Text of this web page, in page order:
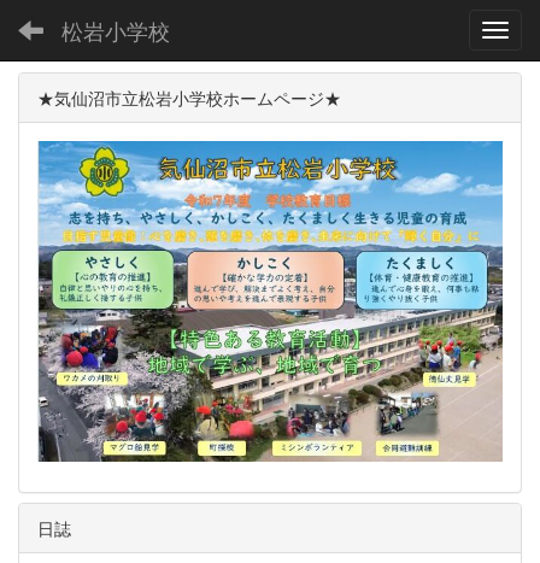
松岩小学校
★気仙沼市立松岩小学校ホームページ★
日誌